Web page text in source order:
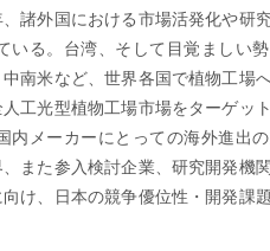
諸外国における市場活発化や研
る。台湾、そして目覚ましい
南米など、世界各国で植物工場
工光型植物工場市場をターゲッ
メーカーにとっての海外進出
また参入検討企業、研究開発機
け、日本の競争優位性・開発課